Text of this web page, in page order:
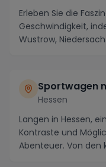
Erleben Sie die
Geschwindigkeit,
Wustrow,
Sportwagen
Hessen
Langen in Hessen,
Kontraste und
Abenteuer. Von den